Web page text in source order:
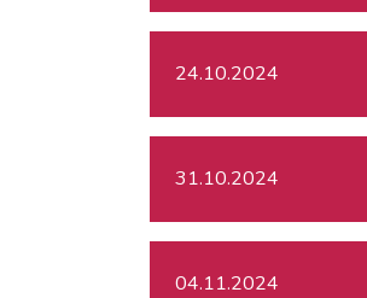
24.10.2024
31.10.2024
04.11.2024